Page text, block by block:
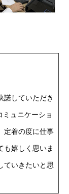
諾していただき
ュニケーショ
定着の度に仕事
も嬉しく思いま
ていきたいと思